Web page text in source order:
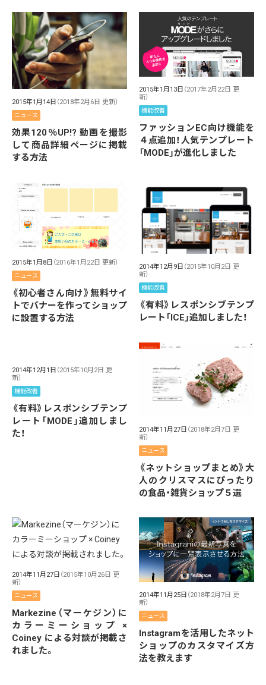
2015年1月14日 （2018年2月6日 更新）
ニュース
効果120％UP!? 動画を撮影
して商品詳細ページに掲載
する方法
2015年1月13日 （2017年2月22日 更
新）
機能改善
ファッションEC向け機能を
４点追加！人気テンプレート
「MODE」が進化しました
2015年1月8日 （2016年1月22日 更新）
ニュース
《初心者さん向け》無料サイ
トでバナーを作ってショップ
に設置する方法
2014年12月9日 （2015年10月2日 更
新）
機能改善
《有料》レスポンシブテンプ
レート「ICE」追加しました！
2014年12月1日 （2015年10月2日 更
新）
機能改善
《有料》レスポンシブテンプ
レート「MODE」追加しまし
た！
2014年11月27日 （2018年2月7日 更
新）
ニュース
《ネットショップまとめ》大
人のクリスマスにぴったり
の食品・雑貨ショップ５選
2014年11月27日 （2015年10月26日 更
新）
ニュース
Markezine（マーケジン）に
カラーミーショップ ×
Coiney による対談が掲載さ
れました。
2014年11月25日 （2018年2月7日 更
新）
ニュース
Instagramを活用したネット
ショップのカスタマイズ方
法を教えます